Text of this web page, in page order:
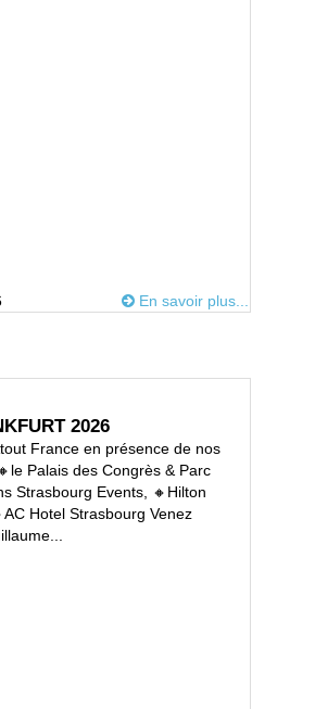
En savoir plus...
2026
France en présence de nos
Palais des Congrès & Parc
Strasbourg Events, 🔸Hilton
Hotel Strasbourg Venez